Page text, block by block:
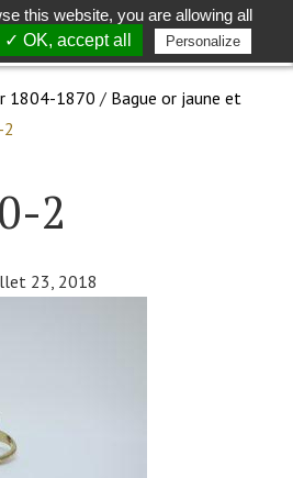
Toggle
search
1804-1870 / Bague or jaune et
2
23, 2018
this website, you are allowing all
✓ OK, accept all Personalize